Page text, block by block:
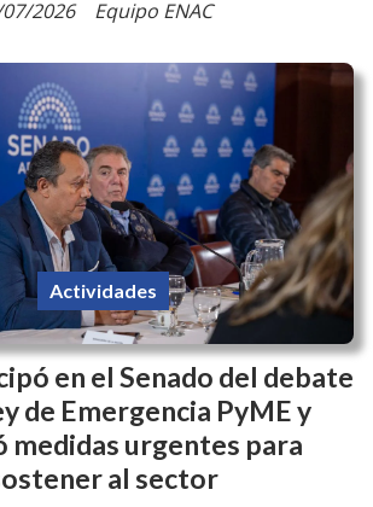
Equipo ENAC
07/2026
en el Senado del debate
de Emergencia PyME y
medidas urgentes para
al sector
Actividades